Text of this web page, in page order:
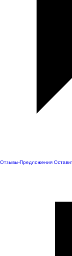
Отзывы-Предложения